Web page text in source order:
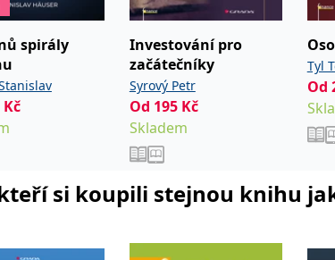
spirály
Kč
Investování pro
začátečníky
Syrový Petr
Od 195 Kč
Skladem
Tyl
Od
si koupili stejnou knihu